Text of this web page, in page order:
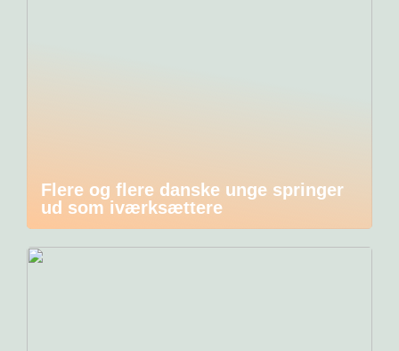
Flere og flere danske unge springer
ud som iværksættere